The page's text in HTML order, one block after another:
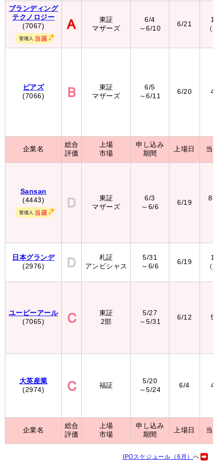
ブランディング
テクノロジー
(7067)
ピアズ
(7066)
企業名
Sansan
(4443)
日本グランデ
(2976)
ユーピーアール
(7065)
大英産業
(2974)
企業名
東証
マザーズ
6/4
～6/10
6/21
（
東証
マザーズ
6/5
～6/11
6/20
総合
評価
上場
市場
申し込み
期間
上場日 当
東証
マザーズ
6/3
～6/6
6/19
札証
アンビシャス
5/31
～6/6
6/19
（
東証
2部
5/27
～5/31
6/12
福証
5/20
～5/24
6/4
総合
評価
上場
市場
申し込み
期間
上場日 当
IPOスケジュール（6月）へ